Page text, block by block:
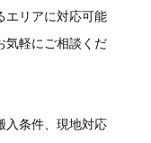
エリアに対応可能
気軽にご相談くだ
入条件、現地対応